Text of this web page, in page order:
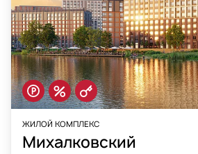
ЖИЛОЙ КОМПЛЕКС
Михалковский